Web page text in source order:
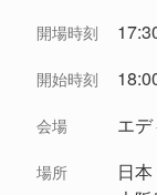
開場時刻
開始時刻
会場 エ
場所
日本